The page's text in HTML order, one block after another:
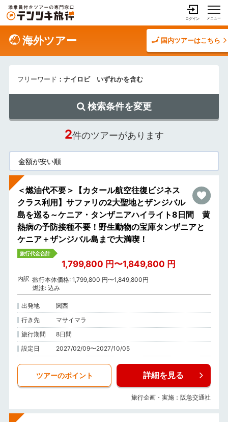
ログイン メニュー
海外ツアー 国内ツアーはこちら
フリーワード ：ナイロビ いずれかを含む
検索条件を変更
2件のツアーがあります
＜燃油代不要＞【カタール航空往復ビジネス
クラス利用】サファリの2大聖地とザンジバル
島を巡る～ケニア・タンザニアハイライト8日間 黄
熱病の予防接種不要！野生動物の宝庫タンザニアと
ケニア＋ザンジバル島まで大満喫！
旅行代金合計
1,799,800 円〜1,849,800 円
内訳 旅行本体価格: 1,799,800 円〜1,849,800円
燃油: 込み
出発地
関西
行き先
マサイマラ
旅行期間
8日間
設定日
2027/02/09〜2027/10/05
ツアーのポイント 詳細を見る
旅行企画・実施：阪急交通社